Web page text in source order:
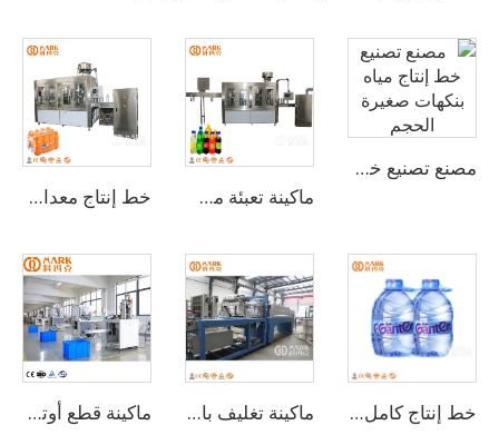
مصنع تصنيع خط إنتاج مياه بنكهات صغيرة الحجم
ماكينة تعبئة مشروبات المياه الغازية بسعة 1000-24000 زجاجة في الساعة
خط إنتاج معدات التعبئة الساخنة لعصير الفواكه والتفاح في الزجاجات
خط إنتاج كامل لمياه الشرب في زجاجات سعة 3-10 لتر بسعة 2,000 زجاجة/ساعة ماكينة تغليف بالبلاستيك المُقلص الأوتوماتيكية ذات الجودة العالية ماكينة قطع أوتوماتيكية عالية السرعة للزجاجات PE وPVC وPET